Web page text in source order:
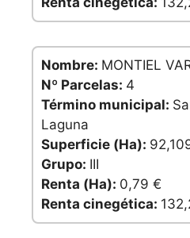
Nombre: MONTIEL
Nº Parcelas: 4
Término municipal:
Laguna
Superficie (Ha):
Grupo: III
Renta (Ha): 0,79 €
Renta cinegética: